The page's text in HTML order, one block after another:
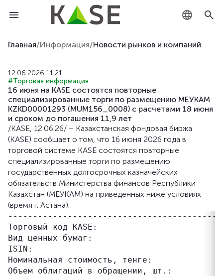
KZ
Главная/Информация/Новости рынков и компаний
12.06.2026 11:21
#Торговая информация
16 июня на KASE состоятся повторные
специализированные торги по размещению МЕУКАМ
KZKD00001293 (MUM156_0008) с расчетами 18 июня
и сроком до погашения 11,9 лет
/KASE, 12.06.26/ – Казахстанская фондовая биржа
(KASE) сообщает о том, что 16 июня 2026 года в
торговой системе KASE состоятся повторные
специализированные торги по размещению
государственных долгосрочных казначейских
обязательств Министерства финансов Республики
Казахстан (МЕУКАМ) на приведенных ниже условиях
(время г. Астана).
Торговый код KASE:
Вид ценных бумаг:
ISIN:
Номинальная стоимость, тенге:
Объем облигаций в обращении, шт.: